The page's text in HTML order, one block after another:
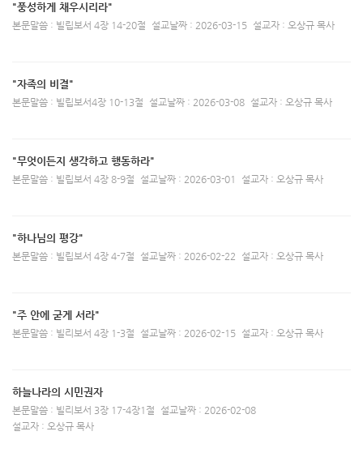
"풍성하게 채우시리라"
본문말씀 : 빌립보서 4장 14-20절 설교날짜 : 2026-03-15 설교자 : 오상규 목사
"자족의 비결"
본문말씀 : 빌립보서4장 10-13절 설교날짜 : 2026-03-08 설교자 : 오상규 목사
"무엇이든지 생각하고 행동하라"
본문말씀 : 빌립보서 4장 8-9절 설교날짜 : 2026-03-01 설교자 : 오상규 목사
"하나님의 평강"
본문말씀 : 빌립보서 4장 4-7절 설교날짜 : 2026-02-22 설교자 : 오상규 목사
"주 안에 굳게 서라"
본문말씀 : 빌리보서 4장 1-3절 설교날짜 : 2026-02-15 설교자 : 오상규 목사
하늘나라의 시민권자
본문말씀 : 빌리보서 3장 17-4장1절
설교날짜 : 2026-02-08
설교자 : 오상규 목사